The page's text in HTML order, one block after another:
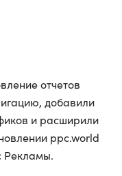
отчетов
добавили
и расширили
ppc.world
Рекламы.